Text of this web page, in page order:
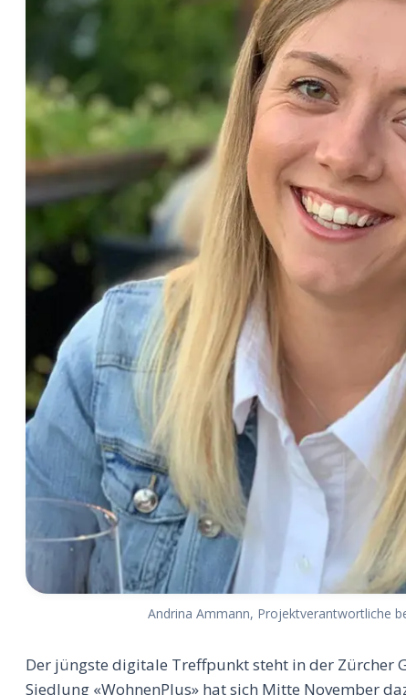
Andrina Ammann, Projektverantwortliche
Der jüngste digitale Treffpunkt steht in der Zürcher
Siedlung «WohnenPlus» hat sich Mitte November